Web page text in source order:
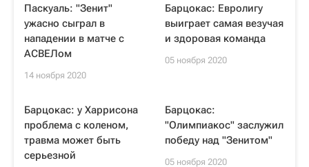
Паскуаль: "Зенит"
ужасно сыграл в
нападении в матче с
АСВЕЛом
14 ноября 2020
Барцокас: Евролигу
выиграет самая везучая
и здоровая команда
05 ноября 2020
Барцокас: у Харрисона
проблема с коленом,
травма может быть
серьезной
Барцокас:
"Олимпиакос" заслужил
победу над "Зенитом"
05 ноября 2020